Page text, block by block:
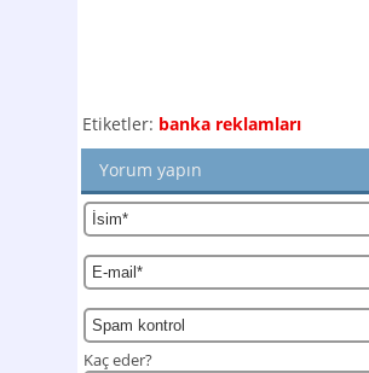
Etiketler: banka reklamları
Yorum yapın
Kaç eder?